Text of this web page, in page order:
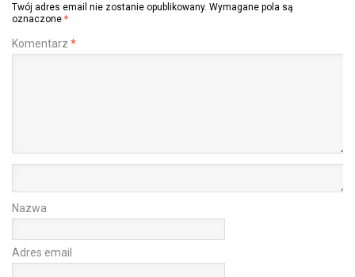
Twój adres email nie zostanie opublikowany. Wymagane pola są
oznaczone *
Komentarz *
Nazwa
Adres email